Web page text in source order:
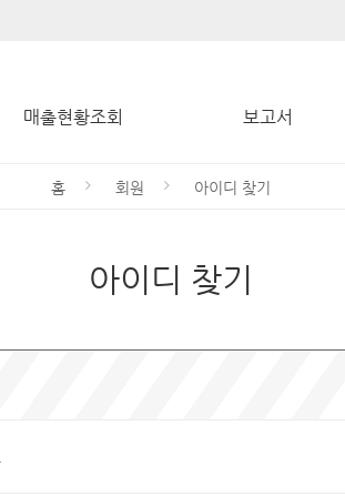
매출현황조회 보고서
홈 회원 아이디 찾기
아이디 찾기